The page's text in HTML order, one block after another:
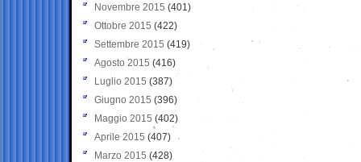
Novembre 2015 (401)
Ottobre 2015 (422)
Settembre 2015 (419)
Agosto 2015 (416)
Luglio 2015 (387)
Giugno 2015 (396)
Maggio 2015 (402)
Aprile 2015 (407)
Marzo 2015 (428)